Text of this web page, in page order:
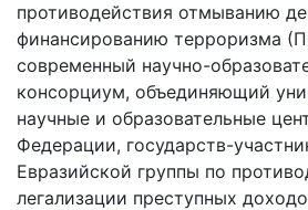
противодействия отмыванию
финансированию терроризма
современный научно-
консорциум, объединяющий
научные и образовательные
Федерации, государств-
Евразийской группы по
легализации преступных